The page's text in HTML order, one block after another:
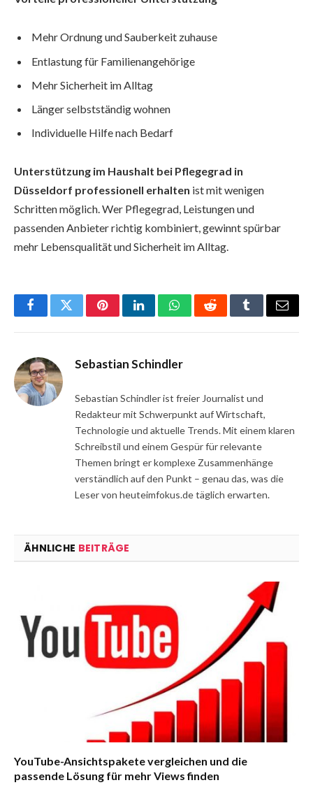
Mehr Ordnung und Sauberkeit zuhause
Entlastung für Familienangehörige
Mehr Sicherheit im Alltag
Länger selbstständig wohnen
Individuelle Hilfe nach Bedarf
Unterstützung im Haushalt bei Pflegegrad in
Düsseldorf professionell erhalten ist mit wenigen
Schritten möglich. Wer Pflegegrad, Leistungen und
passenden Anbieter richtig kombiniert, gewinnt spürbar
mehr Lebensqualität und Sicherheit im Alltag.
FacebookTwitterPinterestLinkedInWhatsAppRedditTumblrEmail
Sebastian Schindler
Sebastian Schindler ist freier Journalist und
Redakteur mit Schwerpunkt auf Wirtschaft,
Technologie und aktuelle Trends. Mit einem klaren
Schreibstil und einem Gespür für relevante
Themen bringt er komplexe Zusammenhänge
verständlich auf den Punkt – genau das, was die
Leser von heuteimfokus.de täglich erwarten.
ÄHNLICHE BEITRÄGE
YouTube-Ansichtspakete vergleichen und die
passende Lösung für mehr Views finden